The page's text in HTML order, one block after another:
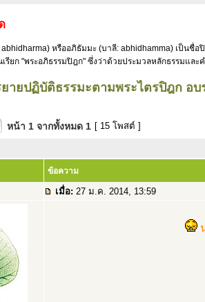
abhidharma) หรืออภิธัมมะ (บาลี: abhidhamma) เป็น
รียก "พระอภิธรรมปิฎก" ซึ่งว่าด้วยประมวลหลักธรรมแล
ยายปฏิบัติธรรมะตามพระไตรปิฎก อ
หน้า 1 จากทั้งหมด 1 [ 15 โพสต์ ]
ข้อความ
เมื่อ: 27 ม.ค. 2014, 13:59